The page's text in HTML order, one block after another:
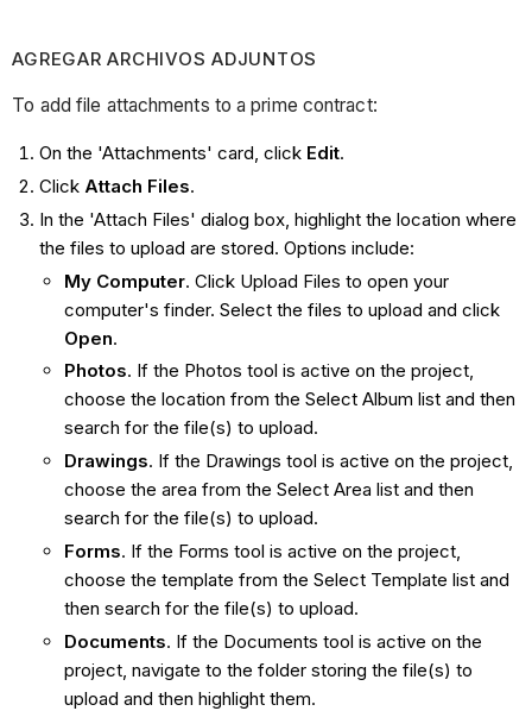
AGREGAR ARCHIVOS ADJUNTOS
To add file attachments to a prime contract:
On the 'Attachments' card, click Edit.
Click Attach Files.
In the 'Attach Files' dialog box, highlight the location where
the files to upload are stored. Options include:
My Computer. Click Upload Files to open your
computer's finder. Select the files to upload and click
Open.
Photos. If the Photos tool is active on the project,
choose the location from the Select Album list and then
search for the file(s) to upload.
Drawings. If the Drawings tool is active on the project,
choose the area from the Select Area list and then
search for the file(s) to upload.
Forms. If the Forms tool is active on the project,
choose the template from the Select Template list and
then search for the file(s) to upload.
Documents. If the Documents tool is active on the
project, navigate to the folder storing the file(s) to
upload and then highlight them.